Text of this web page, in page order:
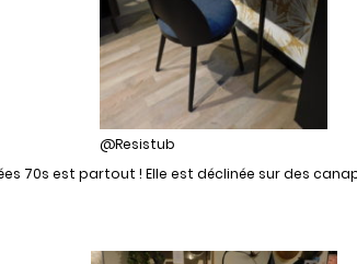
@Resistub
70s est partout ! Elle est déclinée sur des